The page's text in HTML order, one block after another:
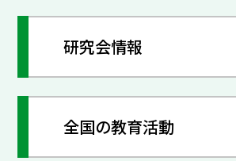
研究会情報
全国の教育活動